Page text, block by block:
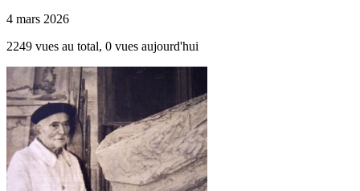
4 mars 2026
2249 vues au total, 0 vues aujourd'hui